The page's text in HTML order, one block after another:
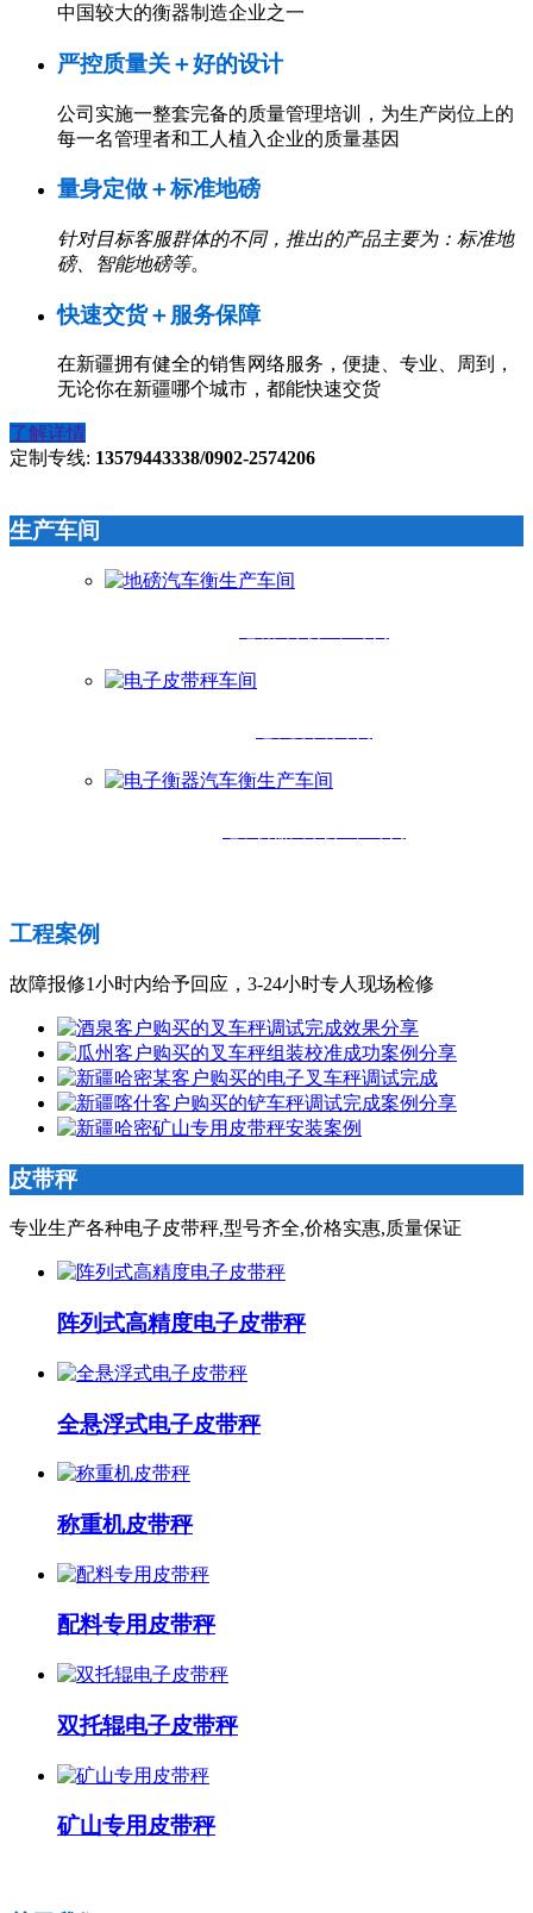
中国较大的衡器制造企业之一
严控质量关＋好的设计
公司实施一整套完备的质量管理培训，为生产岗位上的
每一名管理者和工人植入企业的质量基因
量身定做＋标准地磅
针对目标客服群体的不同，推出的产品主要为：标准地
磅、智能地磅等。
快速交货＋服务保障
在新疆拥有健全的销售网络服务，便捷、专业、周到，
无论你在新疆哪个城市，都能快速交货
了解详情
定制专线: 13579443338/0902-2574206
生产车间
工程案例
故障报修1小时内给予回应，3-24小时专人现场检修
皮带秤
专业生产各种电子皮带秤,型号齐全,价格实惠,质量保证
阵列式高精度电子皮带秤
全悬浮式电子皮带秤
称重机皮带秤
配料专用皮带秤
双托辊电子皮带秤
矿山专用皮带秤